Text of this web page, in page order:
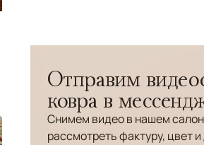
Отправим
ковра в
Снимем видео в нашем
рассмотреть фактуру, цвет